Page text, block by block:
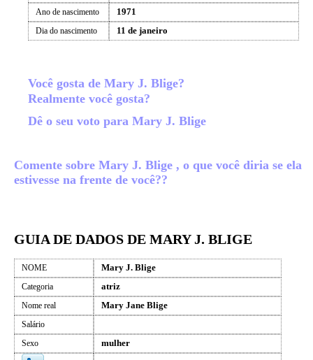
Ano de nascimento 1971
Dia do nascimento 11 de janeiro
Você gosta de Mary J. Blige?
Realmente você gosta?
Dê o seu voto para Mary J. Blige
Comente sobre Mary J. Blige , o que você diria se ela
estivesse na frente de você??
GUIA DE DADOS DE MARY J. BLIGE
NOME Mary J. Blige
Categoria atriz
Nome real Mary Jane Blige
Salário
Sexo
mulher